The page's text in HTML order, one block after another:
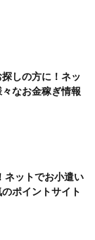
しの方に！ネッ
々なお金稼ぎ情報
ネットでお小遣い
ポイントサイト